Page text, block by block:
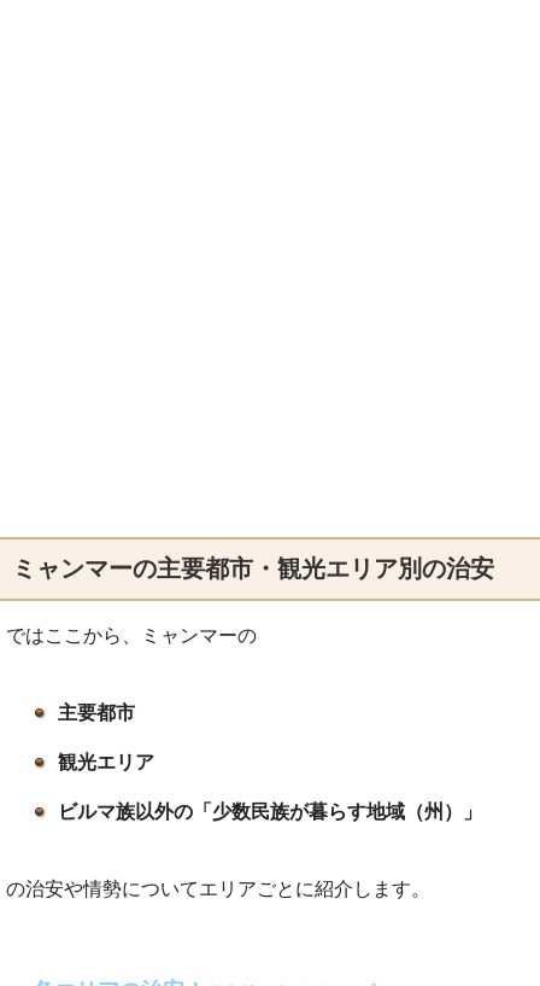
ミャンマーの主要都市・観光エリア別の治安
ではここから、ミャンマーの
主要都市
観光エリア
ビルマ族以外の「少数民族が暮らす地域（州）」
の治安や情勢についてエリアごとに紹介します。